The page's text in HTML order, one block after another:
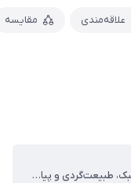
علاقه‌مندی مقایسه
مناسب کوهنوردی سبک، طبیعت‌گردی و پیاده‌روی ، رویه ترکیبی از چرم مصنوعی مقاوم و پارچه تنفس‌پذیر ، زیره لاستیکی ضدلغزش با دوام بالا ، طراحی اسپرت و ارگونومیک ، کفی نرم و راحت مناسب استفاده طولانی‌مدت ، بند مقاوم برای فیکس شدن بهتر پا ، مقاوم در برابر سایش و شرایط محیطی ، مناسب استفاده روزمره و فضای باز ، کاربردها ، کفش مناسب کوهنوردی سبک ، کفش طبیعت‌گردی مردانه ، کفش پیاده‌روی روزانه ، کفش اسپرت مردانه مقاوم ، راهنمای سایزبندی کتونی (تولید ایران) ، برای انتخاب سایز مناسب، طول پای خود را از پشت پاشنه تا نوک بلندترین انگشت (بر حسب سانتی‌متر) اندازه‌گیری کرده و با جدول زیر تطبیق دهید: ، سایز کفش طول پا (سانتی‌متر) ، 41 25 ، 42 25.5 ، 43 26 ، 44 26.5 ، نکات مهم انتخاب سایز: ، اگر بین دو سایز هستید، پیشنهاد می‌شود سایز بزرگ‌تر را انتخاب کنید. ، برای استفاده روزمره یا پیاده‌روی طولانی، انتخاب نیم تا یک سانتی‌متر فضای اضافه در پنجه توصیه می‌شود. ، این مدل دارای قالب استاندارد ایرانی است و مناسب پاهای معمولی می‌باشد. ، امکان اختلاف جزئی (±۳ میلی‌متر) در تولید وجود دارد.